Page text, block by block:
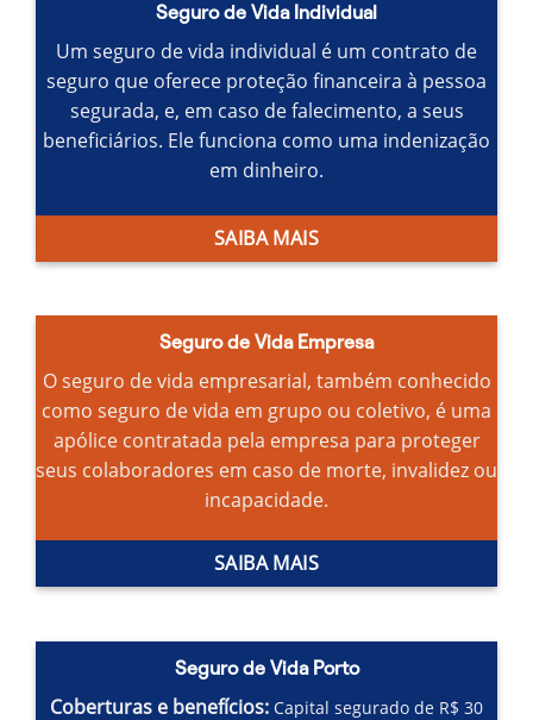
Seguro de Vida Individual
Um seguro de vida individual é um contrato de
seguro que oferece proteção financeira à pessoa
segurada, e, em caso de falecimento, a seus
beneficiários. Ele funciona como uma indenização
em dinheiro.
SAIBA MAIS
Seguro de Vida Empresa
O seguro de vida empresarial, também conhecido
como seguro de vida em grupo ou coletivo, é uma
apólice contratada pela empresa para proteger
seus colaboradores em caso de morte, invalidez ou
incapacidade.
SAIBA MAIS
Seguro de Vida Porto
Coberturas e benefícios: Capital segurado de R$ 30